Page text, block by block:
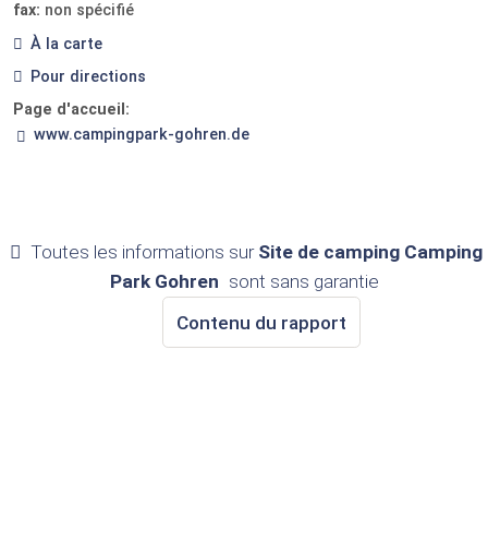
fax: non spécifié
À la carte
Pour directions
Page d'accueil:
www.campingpark-gohren.de
Toutes les informations sur Site de camping Camping
Park Gohren sont sans garantie
Contenu du rapport